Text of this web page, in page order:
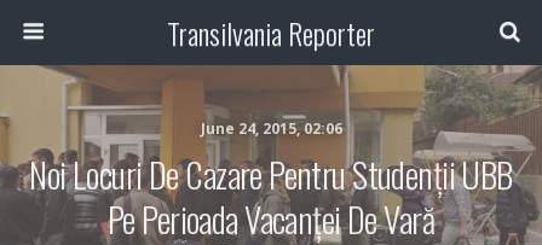
Transilvania Reporter
June 24, 2015, 02:06
Noi Locuri De Cazare Pentru Studenții UBB
Pe Perioada Vacanței De Vară